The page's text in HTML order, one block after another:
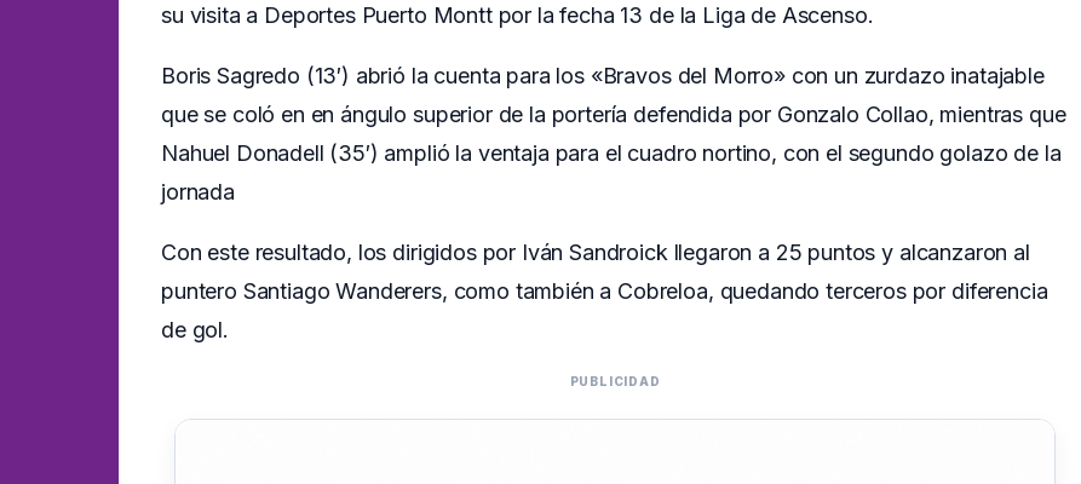
su visita a Deportes Puerto Montt por la fecha 13 de la Liga de Ascenso.
Boris Sagredo (13′) abrió la cuenta para los «Bravos del Morro» con un zurdazo inatajable
que se coló en en ángulo superior de la portería defendida por Gonzalo Collao, mientras que
Nahuel Donadell (35′) amplió la ventaja para el cuadro nortino, con el segundo golazo de la
jornada
Con este resultado, los dirigidos por Iván Sandroick llegaron a 25 puntos y alcanzaron al
puntero Santiago Wanderers, como también a Cobreloa, quedando terceros por diferencia
de gol.
PUBLICIDAD